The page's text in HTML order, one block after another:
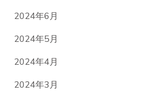
2024年6月
2024年5月
2024年4月
2024年3月